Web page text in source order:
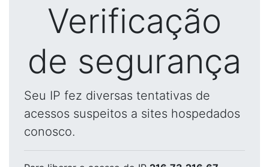
Verificação
de segurança
Seu IP fez diversas tentativas de
acessos suspeitos a sites hospedados
conosco.